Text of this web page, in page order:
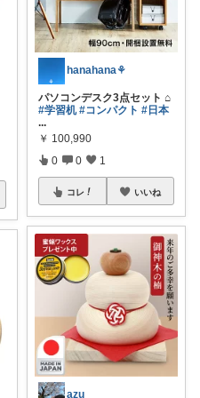
hanahana⚘
パソコンデスク3点セット ⌂
#学習机 #コンパクト #日本
...
￥ 100,990
0 0 1
コレ いいね
azu